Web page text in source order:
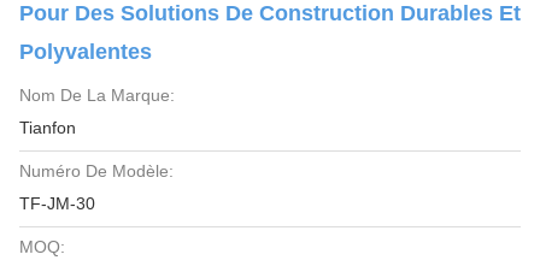
Pour Des Solutions De Construction Durables Et
Polyvalentes
Nom De La Marque:
Tianfon
Numéro De Modèle:
TF-JM-30
MOQ: